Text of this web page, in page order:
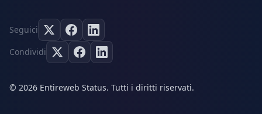
Seguici
Condividi
© 2026 Entireweb Status. Tutti i diritti riservati.